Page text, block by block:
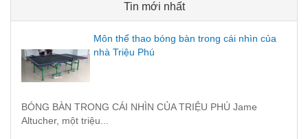
Tin mới nhất
Môn thể thao bóng bàn trong cái nhìn của
nhà Triệu Phú
BÓNG BÀN TRONG CÁI NHÌN CỦA TRIỆU PHÚ Jame
Altucher, một triệu...